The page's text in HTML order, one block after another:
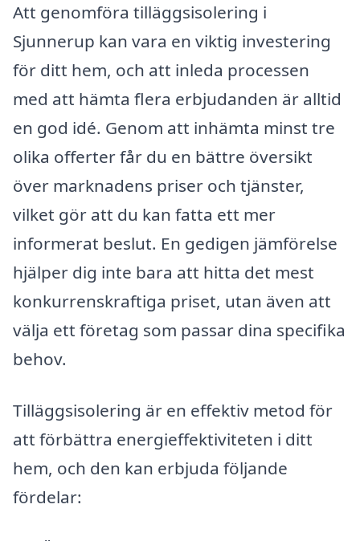
Att genomföra tilläggsisolering i
Sjunnerup kan vara en viktig investering
för ditt hem, och att inleda processen
med att hämta flera erbjudanden är alltid
en god idé. Genom att inhämta minst tre
olika offerter får du en bättre översikt
över marknadens priser och tjänster,
vilket gör att du kan fatta ett mer
informerat beslut. En gedigen jämförelse
hjälper dig inte bara att hitta det mest
konkurrenskraftiga priset, utan även att
välja ett företag som passar dina specifika
behov.
Tilläggsisolering är en effektiv metod för
att förbättra energieffektiviteten i ditt
hem, och den kan erbjuda följande
fördelar: